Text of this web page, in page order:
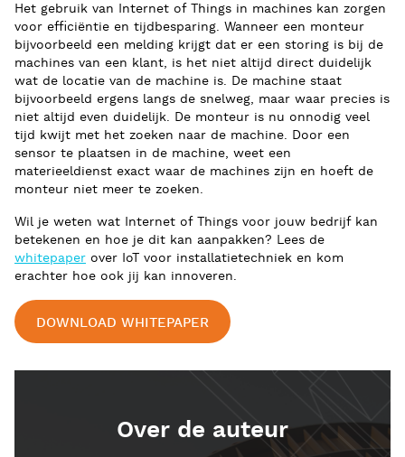
Het gebruik van Internet of Things in machines kan zorgen
voor efficiëntie en tijdbesparing. Wanneer een monteur
bijvoorbeeld een melding krijgt dat er een storing is bij de
machines van een klant, is het niet altijd direct duidelijk
wat de locatie van de machine is. De machine staat
bijvoorbeeld ergens langs de snelweg, maar waar precies is
niet altijd even duidelijk. De monteur is nu onnodig veel
tijd kwijt met het zoeken naar de machine. Door een
sensor te plaatsen in de machine, weet een
materieeldienst exact waar de machines zijn en hoeft de
monteur niet meer te zoeken.
Wil je weten wat Internet of Things voor jouw bedrijf kan
betekenen en hoe je dit kan aanpakken? Lees de
whitepaper over IoT voor installatietechniek en kom
erachter hoe ook jij kan innoveren.
DOWNLOAD WHITEPAPER
Over de auteur